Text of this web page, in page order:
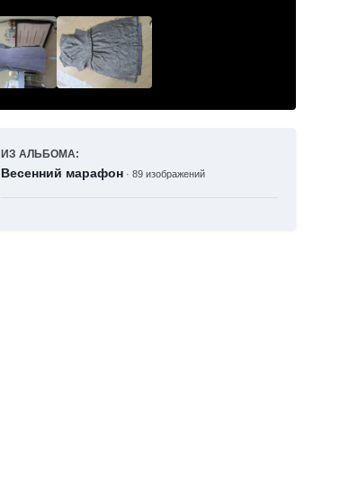
ИЗ АЛЬБОМА:
Весенний марафон · 89 изображений